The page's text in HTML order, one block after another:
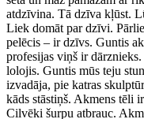
atdzīvina. Tā dzīva kļūst.
Liek domāt par dzīvi.
pelēcis – ir dzīvs. Guntis
profesijas viņš ir
lolojis. Guntis mūs teju
izvadāja, pie katras
kāds stāstiņš. Akmens tēli
Cilvēki šurpu atbrauc.